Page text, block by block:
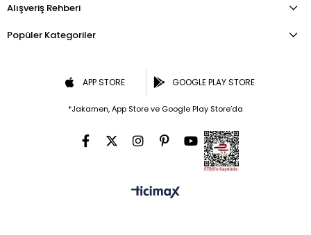
Alışveriş Rehberi
Popüler Kategoriler
APP STORE GOOGLE PLAY STORE
*Jakamen, App Store ve Google Play Store’da